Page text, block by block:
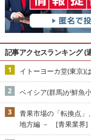
記事アクセスランキング (
イトーヨーカ堂(東京)
ベイシア(群馬)が鮮魚
青果市場の「転換点
地方編 － [青果業界]